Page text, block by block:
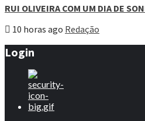
RUI OLIVEIRA COM UM DIA DE
10 horas ago Redação
Login